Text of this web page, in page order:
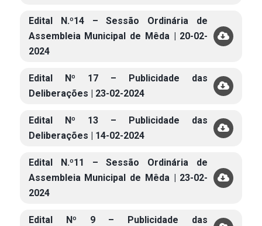
Edital N.º14 – Sessão Ordinária de
Assembleia Municipal de Mêda | 20-02-
2024
Edital Nº 17 – Publicidade das
Deliberações | 23-02-2024
Edital Nº 13 – Publicidade das
Deliberações | 14-02-2024
Edital N.º11 – Sessão Ordinária de
Assembleia Municipal de Mêda | 23-02-
2024
Edital Nº 9 – Publicidade das